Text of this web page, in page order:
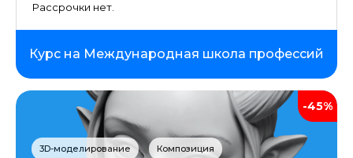
Рассрочки нет.
Курс на Международная школа профессий
-45%
3D-моделирование Композиция